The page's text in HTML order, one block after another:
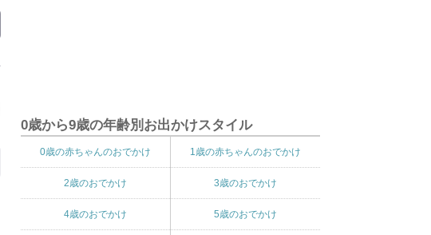
0歳から9歳の年齢別お出かけスタイル
0歳の赤ちゃんのおでかけ 1歳の赤ちゃんのおでかけ
2歳のおでかけ 3歳のおでかけ
4歳のおでかけ 5歳のおでかけ